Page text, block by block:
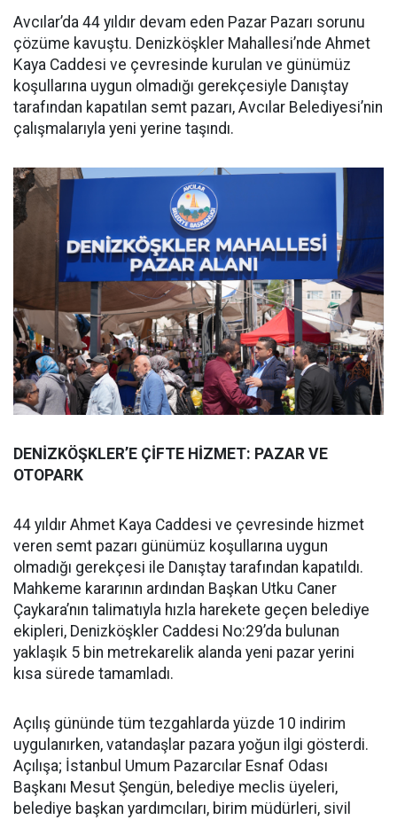
Avcılar’da 44 yıldır devam eden Pazar Pazarı sorunu
çözüme kavuştu. Denizköşkler Mahallesi’nde Ahmet
Kaya Caddesi ve çevresinde kurulan ve günümüz
koşullarına uygun olmadığı gerekçesiyle Danıştay
tarafından kapatılan semt pazarı, Avcılar Belediyesi’nin
çalışmalarıyla yeni yerine taşındı.
DENİZKÖŞKLER’E ÇİFTE HİZMET: PAZAR VE
OTOPARK
44 yıldır Ahmet Kaya Caddesi ve çevresinde hizmet
veren semt pazarı günümüz koşullarına uygun
olmadığı gerekçesi ile Danıştay tarafından kapatıldı.
Mahkeme kararının ardından Başkan Utku Caner
Çaykara’nın talimatıyla hızla harekete geçen belediye
ekipleri, Denizköşkler Caddesi No:29’da bulunan
yaklaşık 5 bin metrekarelik alanda yeni pazar yerini
kısa sürede tamamladı.
Açılış gününde tüm tezgahlarda yüzde 10 indirim
uygulanırken, vatandaşlar pazara yoğun ilgi gösterdi.
Açılışa; İstanbul Umum Pazarcılar Esnaf Odası
Başkanı Mesut Şengün, belediye meclis üyeleri,
belediye başkan yardımcıları, birim müdürleri, sivil